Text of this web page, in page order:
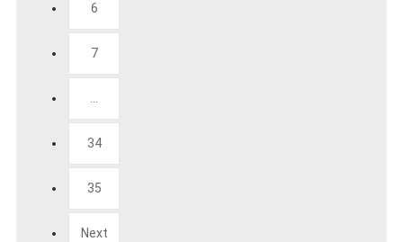
6
7
34
35
Next